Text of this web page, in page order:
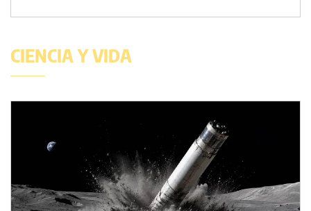
CIENCIA Y VIDA